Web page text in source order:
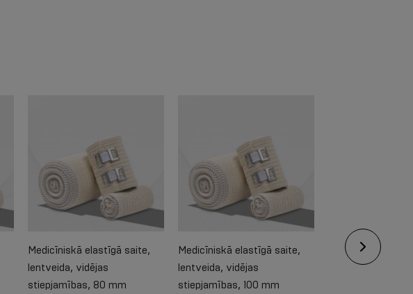
Medicīniskā elastīgā saite,
lentveida, vidējas
stiepjamības, 80 mm
Medicīniskā elastīgā saite,
lentveida, vidējas
stiepjamības, 100 mm
Medicīniskā
lentveida, augstas